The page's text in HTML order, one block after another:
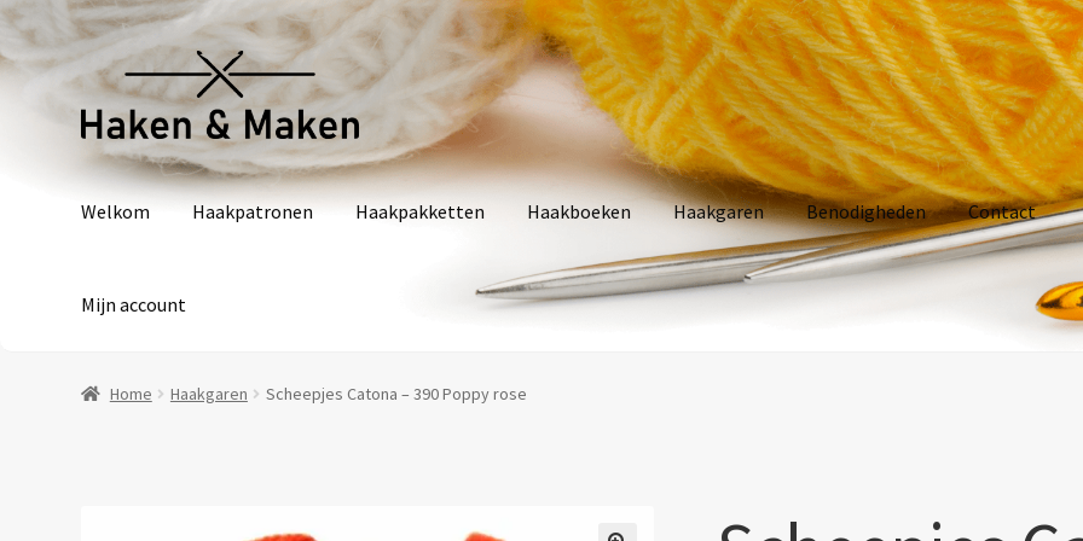
Ga
door
naar
navigatie
Ga
naar
de
inhoud
Welkom Haakpatronen Haakpakketten Haakboeken Haakgaren Benodigheden Contact
Mijn account
Home Haakgaren Scheepjes Catona – 390 Poppy rose